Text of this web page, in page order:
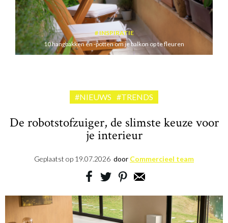
INSPIRATIE
10 hangbakken en -potten om je balkon op te fleuren
#NIEUWS #TRENDS
De robotstofzuiger, de slimste keuze voor
je interieur
Geplaatst op 19.07.2026 door Commercieel team